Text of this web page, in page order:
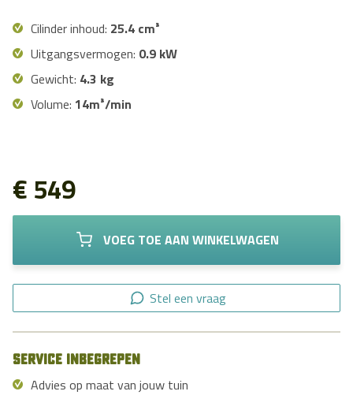
Cilinder inhoud: 25.4 cm³
Uitgangsvermogen: 0.9 kW
Gewicht: 4.3 kg
Volume: 14m³/min
€ 549
VOEG TOE AAN WINKELWAGEN
Stel een vraag
Service inbegrepen
Advies op maat van jouw tuin